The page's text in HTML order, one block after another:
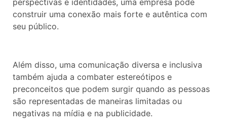
construir uma conexão mais forte e autêntica com
seu público.
Além disso, uma comunicação diversa e inclusiva
também ajuda a combater estereótipos e
preconceitos que podem surgir quando as pessoas
são representadas de maneiras limitadas ou
negativas na mídia e na publicidade.